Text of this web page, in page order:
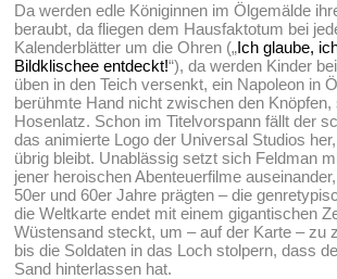
Da werden edle Königinnen im Ölgemälde
beraubt, da fliegen dem Hausfaktotum bei
Kalenderblätter um die Ohren („Ich glaube,
Bildklischee entdeckt!“), da werden Kinder
üben in den Teich versenkt, ein Napoleon in
berühmte Hand nicht zwischen den Knöpfen,
Hosenlatz. Schon im Titelvorspann fällt der
das animierte Logo der Universal Studios
übrig bleibt. Unablässig setzt sich Feldman
jener heroischen Abenteuerfilme
50er und 60er Jahre prägten – die
die Weltkarte endet mit einem gigantischen
Wüstensand steckt, um – auf der Karte – zu
bis die Soldaten in das Loch stolpern, dass
Sand hinterlassen hat.